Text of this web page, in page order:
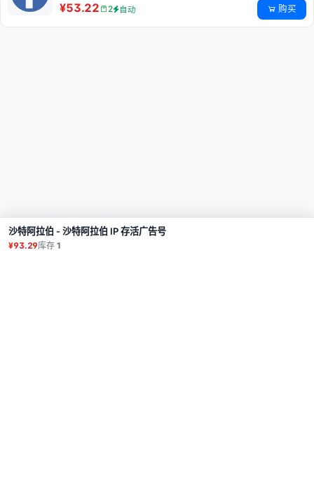
¥53.22 2 自动 购买
沙特阿拉伯 - 沙特阿拉伯 IP 存活广告号
¥93.29库存1